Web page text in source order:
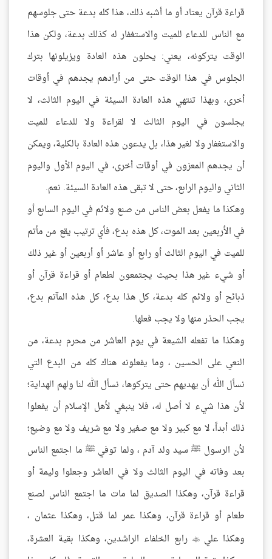
قراءة قرآن يعتاد أو ما أشبه ذلك، هذا كله بدعة حتى جلوسهم
مع الناس للدعاء للميت والاستغفار له كذلك بدعة، ولكن هذا
الوقت يتركونه، يعني: يحلون هذه العادة ويزيلونها بترك
الجلوس في هذا الوقت حتى من أرادهم يجدهم في أوقات
أخرى، وبهذا تنتهي هذه العادة السيئة في اليوم الثالث، لا
يجلسون في اليوم الثالث لا لقراءة ولا للدعاء للميت
والاستغفار ولا لغير هذا، بل يدعون هذه العادة بالكلية، ويمكن
أن يجدهم المعزون في أوقات أخرى، في اليوم الأول واليوم
الثاني واليوم الرابع، حتى لا تبقى هذه العادة السيئة. نعم.
وهكذا ما يفعل بعض الناس من صنع ولائم في اليوم السابع أو
في الأربعين بعد الموت، كل هذه بدع، فأي ترتيب يقع من مأتم
للميت في اليوم الثالث أو رابع أو عاشر أو أربعين أو غير ذلك
أو شيء غير هذا بحيث يجتمعون لطعام أو قراءة قرآن أو
ذبائح أو ولائم كله بدعة، كل هذا بدع، كل هذه المآتم بدع،
يجب الحذر منها ولا يجب فعلها.
وهكذا ما تفعله الشيعة في يوم العاشر من محرم بدعة، من
النعي على الحسين ، وما يفعلونه هناك كله من البدع التي
نسأل الله أن يهديهم حتى يتركوها، نسأل الله لنا ولهم الهداية؛
لأن هذا شيء لا أصل له، فلا ينبغي لأهل الإسلام أن يفعلوا
ذلك أبداً، لا مع كبير ولا مع صغير ولا مع شريف ولا مع وضيع؛
لأن الرسول ﷺ سيد ولد آدم ، ولما توفي ﷺ ما اجتمع الناس
بعد وفاته في اليوم الثالث ولا في العاشر وجعلوا وليمة أو
قراءة قرآن، وهكذا الصديق لما مات ما اجتمع الناس لصنع
طعام أو قراءة قرآن، وهكذا عمر لما قتل، وهكذا عثمان ،
وهكذا علي رابع الخلفاء الراشدين، وهكذا بقية العشرة،